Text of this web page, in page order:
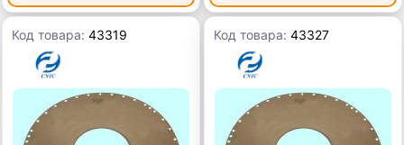
Код товара:43319 Код товара:43327